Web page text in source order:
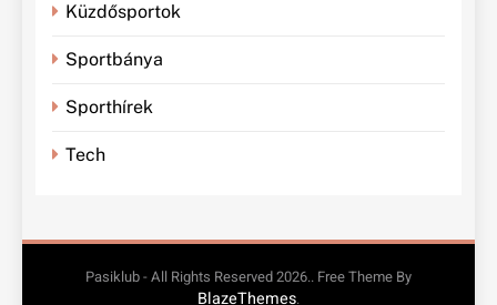
Küzdősportok
Sportbánya
Sporthírek
Tech
Pasiklub - All Rights Reserved 2026.. Free Theme By
BlazeThemes.